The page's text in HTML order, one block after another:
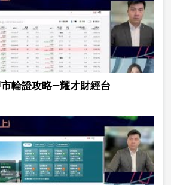
輪證攻略—耀才財經台